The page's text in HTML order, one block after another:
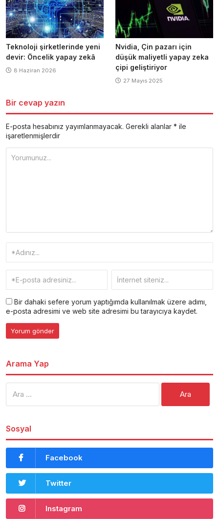
Teknoloji şirketlerinde yeni
devir: Öncelik yapay zekâ
8 Haziran 2026
Nvidia, Çin pazarı için
düşük maliyetli yapay zeka
çipi geliştiriyor
27 Mayıs 2025
Bir cevap yazın
E-posta hesabınız yayımlanmayacak. Gerekli alanlar * ile
işaretlenmişlerdir
Bir dahaki sefere yorum yaptığımda kullanılmak üzere adımı,
e-posta adresimi ve web site adresimi bu tarayıcıya kaydet.
Arama Yap
Sosyal
Facebook
Twitter
Instagram